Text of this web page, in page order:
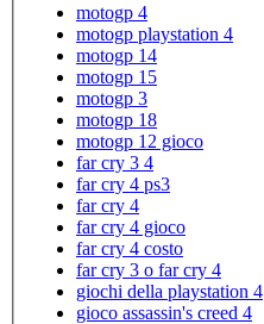
motogp 4
motogp playstation 4
motogp 14
motogp 15
motogp 3
motogp 18
motogp 12 gioco
far cry 3 4
far cry 4 ps3
far cry 4
far cry 4 gioco
far cry 4 costo
far cry 3 o far cry 4
giochi della playstation 4
gioco assassin's creed 4